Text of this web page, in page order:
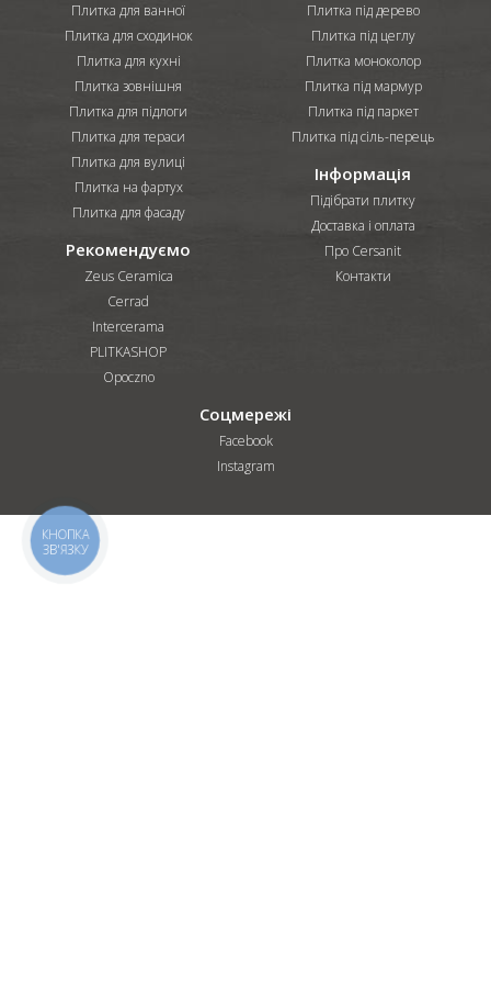
Плитка для ванної
Плитка для сходинок
Плитка для кухні
Плитка зовнішня
Плитка для підлоги
Плитка для тераси
Плитка для вулиці
Плитка на фартух
Плитка для фасаду
Плитка під дерево
Плитка під цеглу
Плитка моноколор
Плитка під мармур
Плитка під паркет
Плитка під сіль-перець
Інформація
Підібрати плитку
Доставка і оплата
Про Cersanit
Контакти
Рекомендуємо
Zeus Ceramica
Cerrad
Intercerama
PLITKASHOP
Opoczno
Соцмережі
Facebook
Instagram
КНОПКА
ЗВ'ЯЗКУ